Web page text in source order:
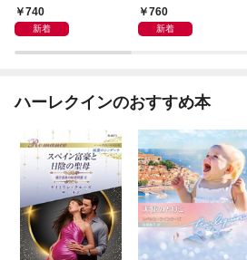
盟 II ハーレクイン・ロ
マンス～純潔のシンデ
740
新着
760
新着
ハーレクインのおすすめ本